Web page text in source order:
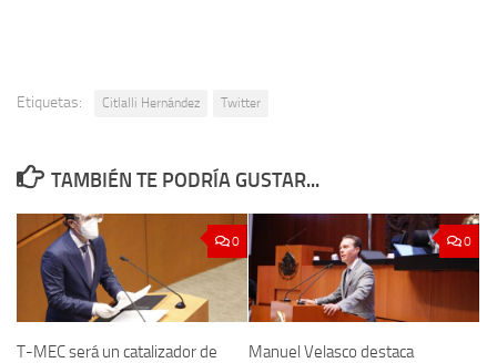
Etiquetas: Citlalli Hernández Twitter
TAMBIÉN TE PODRÍA GUSTAR...
0
T-MEC será un catalizador de
0
Manuel Velasco destaca